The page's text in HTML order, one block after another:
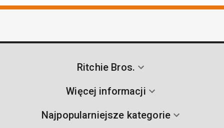
Ritchie Bros.
Więcej informacji
Najpopularniejsze kategorie